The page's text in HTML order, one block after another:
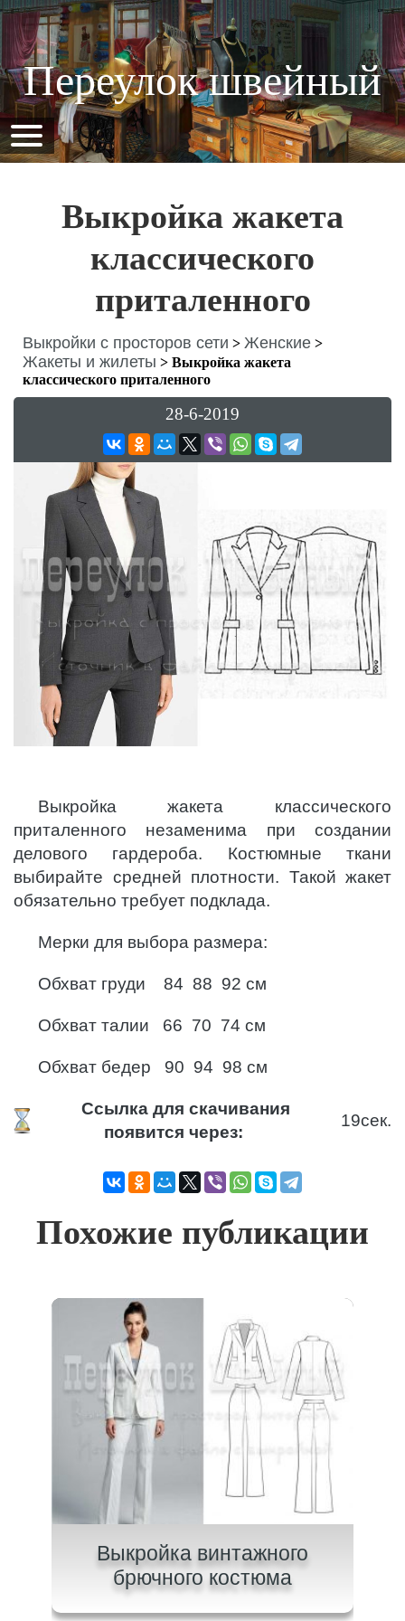
Переулок швейный
Выкройка жакета
классического
приталенного
Выкройки с просторов сети > Женские >
Жакеты и жилеты > Выкройка жакета
классического приталенного
28-6-2019
Выкройка жакета классического
приталенного незаменима при создании
делового гардероба. Костюмные ткани
выбирайте средней плотности. Такой жакет
обязательно требует подклада.
Мерки для выбора размера:
Обхват груди 84 88 92 см
Обхват талии 66 70 74 см
Обхват бедер 90 94 98 см
Ссылка для скачивания
появится через:
18сек.
Похожие публикации
Выкройка винтажного
брючного костюма